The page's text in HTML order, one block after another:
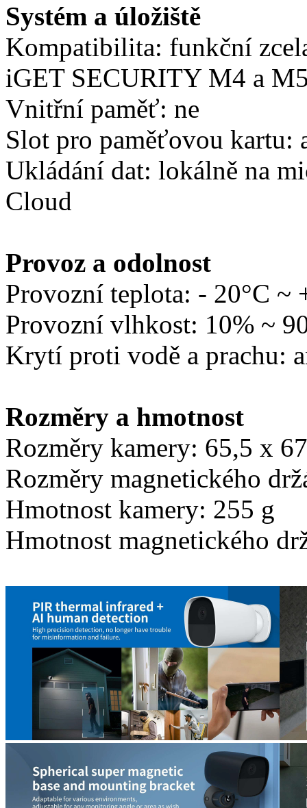
Systém a úložiště
Kompatibilita: funkční
iGET SECURITY M4 a
Vnitřní paměť: ne
Slot pro paměťovou kartu:
Ukládání dat: lokálně na
Cloud
Provoz a odolnost
Provozní teplota: - 20°C ~
Provozní vlhkost: 10% ~
Krytí proti vodě a prachu:
Rozměry a hmotnost
Rozměry kamery: 65,5 x
Rozměry magnetického
Hmotnost kamery: 255 g
Hmotnost magnetického